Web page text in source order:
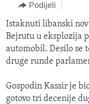
pretragu
SJEDINJENE
BOSNA I
NAUKA I TEHNOLOGIJA
SPECIJALNI PROJEKTI
KORUPCIJA
SLOBODA MEDIJA
IZBJEGLIČKA STRANA
Podijeli
Istaknuti libanski
Bejrutu u eksplozija
automobil. Desilo se
druge runde
Gospodin Kassir je
gotovo tri decenije